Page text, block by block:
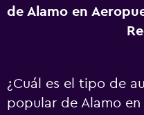
de Alamo en
¿Cuál es el tipo de
popular de Alamo